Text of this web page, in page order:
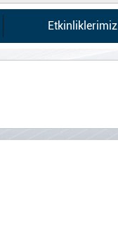
Etkinliklerimiz